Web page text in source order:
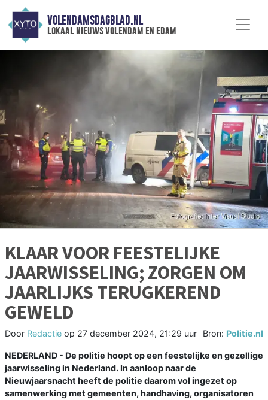
VOLENDAMSDAGBLAD.NL
lokaal nieuws volendam en edam
KLAAR VOOR FEESTELIJKE
JAARWISSELING; ZORGEN OM
JAARLIJKS TERUGKEREND
GEWELD
Door Redactie op 27 december 2024, 21:29 uur Bron: Politie.nl
NEDERLAND - De politie hoopt op een feestelijke en gezellige
jaarwisseling in Nederland. In aanloop naar de
Nieuwjaarsnacht heeft de politie daarom vol ingezet op
samenwerking met gemeenten, handhaving, organisatoren